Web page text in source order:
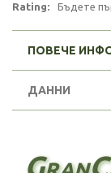
Rating: Бъдете
ПОВЕЧЕ
ДАННИ